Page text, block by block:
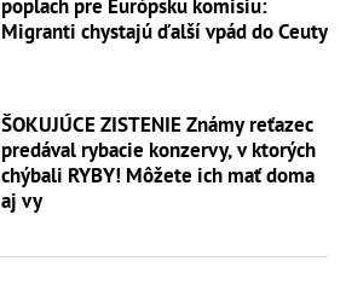
poplach pre Európsku komisiu:
Migranti chystajú ďalší vpád do Ceuty
ŠOKUJÚCE ZISTENIE Známy reťazec
predával rybacie konzervy, v ktorých
chýbali RYBY! Môžete ich mať doma
aj vy